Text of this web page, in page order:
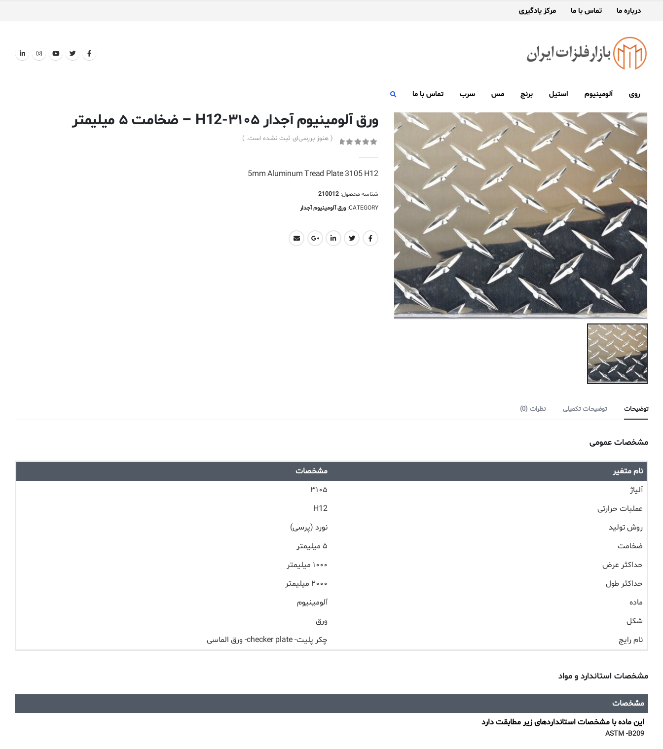
درباره ما تماس با ما مرکز یادگیری
روی آلومینیوم استیل برنج مس سرب تماس با ما
ورق آلومینیوم آجدار ۳۱۰۵-H12 – ضخامت ۵ میلیمتر
( هنوز بررسی‌ای ثبت نشده است. )
5mm Aluminum Tread Plate 3105 H12
شناسه محصول:210012
CATEGORY: ورق آلومینیوم آجدار
توضیحات توضیحات تکمیلی نظرات (0)
مشخصات عمومی
نام متغیر
مشخصات
آلیاژ
۳۱۰۵
عملبات حرارتی
H12
روش تولید
نورد (پرسی)
ضخامت
۵ میلیمتر
حداکثر عرض
۱۰۰۰ میلیمتر
حداکثر طول
۲۰۰۰ میلیمتر
ماده
آلومینیوم
شکل
ورق
نام رایج
چکر پلیت- checker plate- ورق الماسی
مشخصات استاندارد و مواد
مشخصات
این ماده با مشخصات استانداردهای زیر مطابقت دارد
ASTM -B209